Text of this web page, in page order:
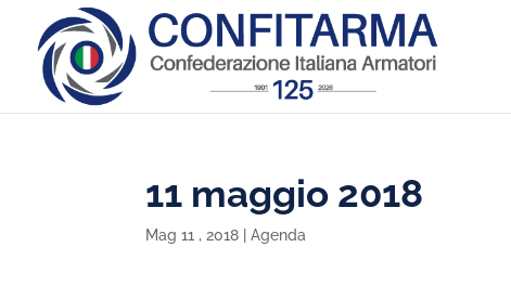
11 maggio 2018
Mag 11 , 2018 |Agenda